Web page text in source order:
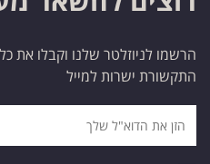
הרשמו לניוזלטר שלנו וקבלו את
התקשורת ישרות למייל